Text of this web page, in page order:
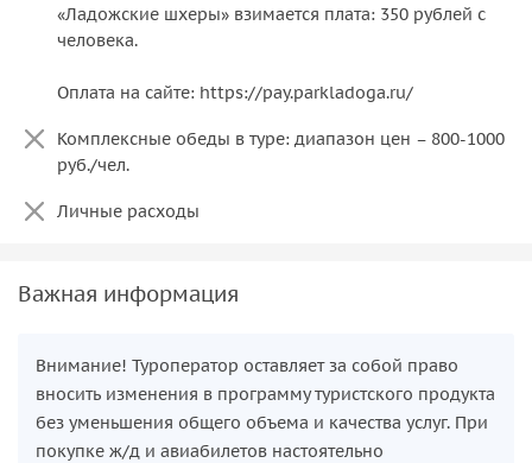
Посещение живописных мест Северного Приладожья
«Ладожские шхеры» взимается плата: 350 рублей с
человека.
Оплата на сайте: https://pay.parkladoga.ru/
Комплексные обеды в туре: диапазон цен – 800-1000
руб./чел.
Личные расходы
Важная информация
Внимание! Туроператор оставляет за собой право
вносить изменения в программу туристского продукта
без уменьшения общего объема и качества услуг. При
покупке ж/д и авиабилетов настоятельно